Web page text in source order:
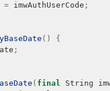
= imwAuthUserCode ;
()
{
;
( final String